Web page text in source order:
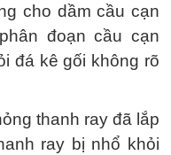
cho dầm cầu cạn
đoạn cầu cạn
đá kê gối không rõ
thanh ray đã lắp
ray bị nhổ khỏi